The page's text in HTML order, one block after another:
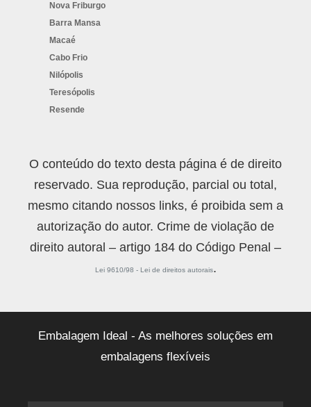
Nova Friburgo
Barra Mansa
Macaé
Cabo Frio
Nilópolis
Teresópolis
Resende
O conteúdo do texto desta página é de direito
reservado. Sua reprodução, parcial ou total,
mesmo citando nossos links, é proibida sem a
autorização do autor. Crime de violação de
direito autoral – artigo 184 do Código Penal –
Lei 9610/98 - Lei de direitos autorais.
Embalagem Ideal - As melhores soluções em
embalagens flexíveis